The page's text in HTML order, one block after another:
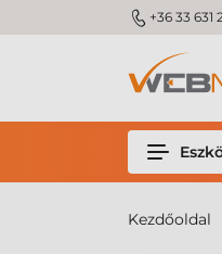
m_phone +36 33 631
Kezdőoldal